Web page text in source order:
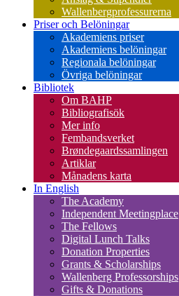
Wallenbergprofessurerna
Priser och Belöningar
Akademiens priser
Akademiens belöningar
Regionala belöningar
Övriga belöningar
Bibliotek
Om BAHP
Bibliografisök
Mer info
Fembandsverket
Brøndegaardssamlingen
Artiklar
Månadens karta
In English
The Academy
Independent Meetingplace
The Fellows
Digital Lunch Talks
Donation Properties
Grants & Scholarships
Wallenberg Professorships
Gifts & Donations